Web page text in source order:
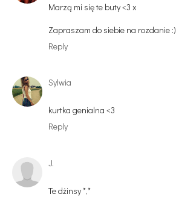
Marzą mi się te buty <3 x
Zapraszam do siebie na rozdanie :)
Reply
Sylwia
kurtka genialna <3
Reply
J.
Te dżinsy *,*